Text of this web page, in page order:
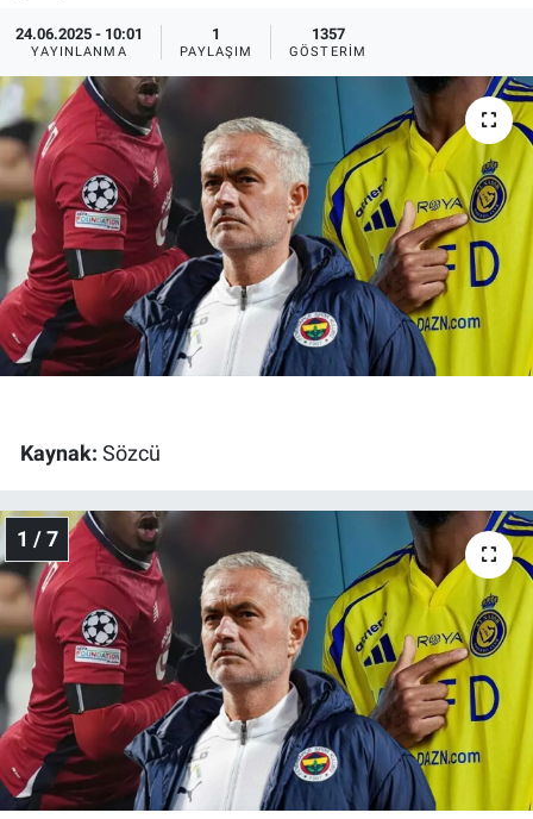
24.06.2025 - 10:01
YAYINLANMA
1
PAYLAŞIM
1357
GÖSTERIM
Kaynak: Sözcü
1 / 7
Eğlence
Ekonomi
Forum
Gerçeğin İzinde
Gün Başlıyor
Gün Bitiyor
Gündem Özel
Günün görüntüsü
Haber
İlan
Kimdir
Koronavirüs